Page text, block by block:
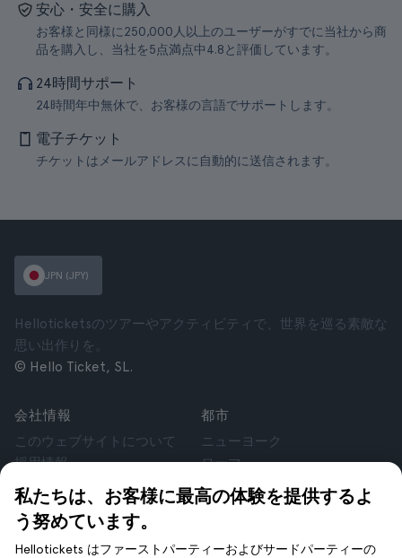
安心・安全に購入
お客様と同様に250,000人以上のユーザーがすでに当社から商
品を購入し、当社を5点満点中4.8と評価しています。
24時間サポート
24時間年中無休で、お客様の言語でサポートします。
電子チケット
チケットはメールアドレスに自動的に送信されます。
私たちは、お客様に最高の体験を提供するよ
う努めています。
Hellotickets はファーストパーティーおよびサードパーティーの
JPN (JPY)
Helloticketsのツアーやアクティビティで、世界を巡る素敵な
思い出作りを。
© Hello Ticket, SL.
会社情報
このウェブサイトについて
採用情報
アフィリエイト
お客様の声
個人情報保護方針
利用規約
都市
ニューヨーク
ローマ
パリ
ロンドン
クラクフ